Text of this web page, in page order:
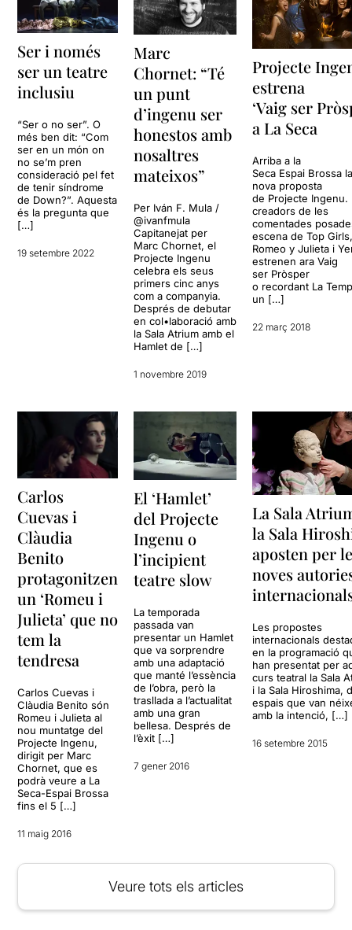
Ser i només
ser un teatre
inclusiu
“Ser o no ser”. O
més ben dit: “Com
ser en un món on
no se’m pren
consideració pel fet
de tenir síndrome
de Down?”. Aquesta
és la pregunta que
[…]
19 setembre 2022
Marc
Chornet: “Té
un punt
d’ingenu ser
honestos amb
nosaltres
mateixos”
Per Iván F. Mula /
@ivanfmula
Capitanejat per
Marc Chornet, el
Projecte Ingenu
celebra els seus
primers cinc anys
com a companyia.
Després de debutar
en col•laboració amb
la Sala Atrium amb el
Hamlet de […]
1 novembre 2019
Projecte
estrena
‘Vaig ser
a La Seca
Arriba a la
Seca Espai Brossa
nova proposta
de Projecte Ingenu.
creadors de les
comentades
escena de Top
Romeo y Julieta i
estrenen ara Vaig
ser Pròsper
o recordant La
un […]
22 març 2018
Carlos
Cuevas i
Clàudia
Benito
protagonitzen
un ‘Romeu i
Julieta’ que no
tem la
tendresa
Carlos Cuevas i
Clàudia Benito són
Romeu i Julieta al
nou muntatge del
Projecte Ingenu,
dirigit per Marc
Chornet, que es
podrà veure a La
Seca-Espai Brossa
fins el 5 […]
11 maig 2016
El ‘Hamlet’
del Projecte
Ingenu o
l’incipient
teatre slow
La temporada
passada van
presentar un Hamlet
que va sorprendre
amb una adaptació
que manté l’essència
de l’obra, però la
trasllada a l’actualitat
amb una gran
bellesa. Després de
l’èxit […]
7 gener 2016
La Sala
la Sala
aposten per
noves
Les propostes
internacionals
en la programació
han presentat per
curs teatral la Sala
i la Sala Hiroshima,
espais que van
amb la intenció, […]
16 setembre 2015
Veure tots els articles